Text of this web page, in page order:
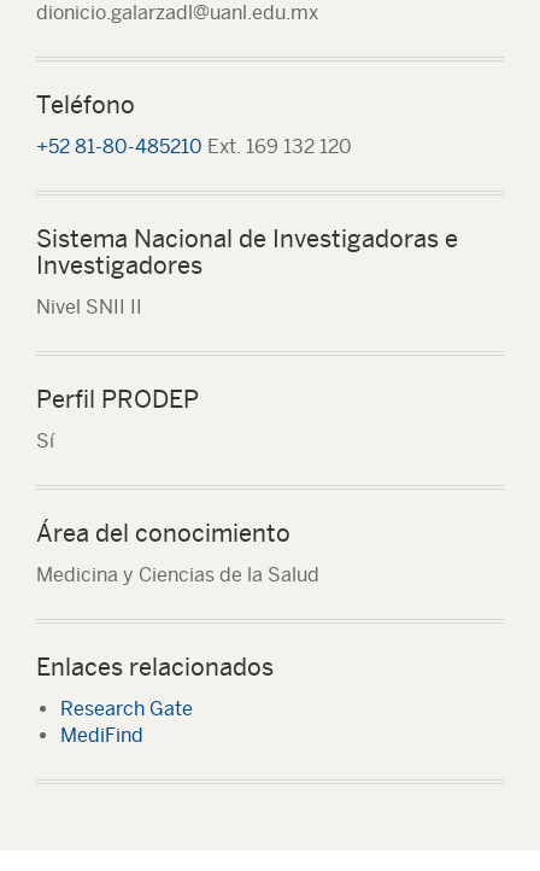
dionicio.galarzadl@uanl.edu.mx
Teléfono
+52 81-80-485210 Ext. 169 132 120
Sistema Nacional de Investigadoras e
Investigadores
Nivel SNII II
Perfil PRODEP
Sí
Área del conocimiento
Medicina y Ciencias de la Salud
Enlaces relacionados
Research Gate
MediFind